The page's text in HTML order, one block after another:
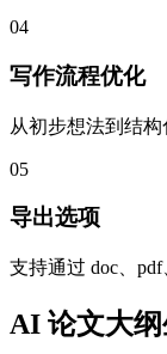
04
写作流程优化
从初步想法到结
05
导出选项
支持通过 doc、
AI 论文大